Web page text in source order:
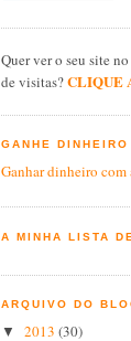
Quer ver o seu site
de visitas?CLIQUE
GANHE
Ganhar dinheiro
A MINHA LISTA
ARQUIVO DO
▼ 2013 (30)